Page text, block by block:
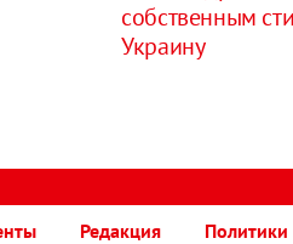
собственным
Украину
Редакция